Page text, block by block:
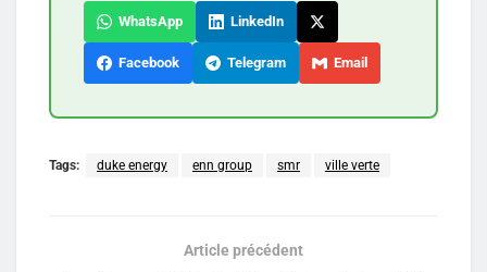
WhatsApp LinkedIn
Facebook Telegram Email
Tags: duke energy enn group smr ville verte
Article précédent